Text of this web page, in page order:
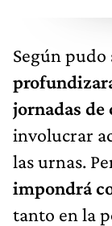
Según pudo
jornadas de
involucrar
las urnas.
impondrá
tanto en la